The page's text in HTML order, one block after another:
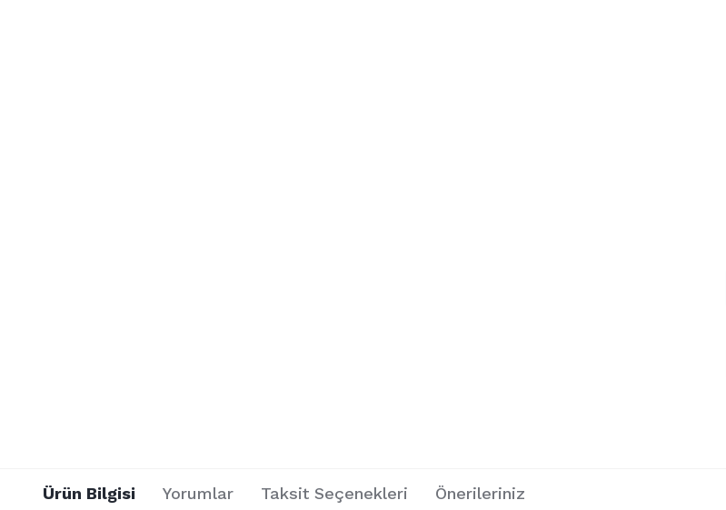
Ürün Bilgisi Yorumlar Taksit Seçenekleri Önerileriniz